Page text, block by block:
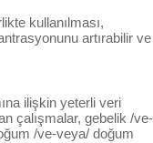
kullanılması,
artırabilir ve
ilişkin yeterli veri
çalışmalar, gebelik /ve-
/ve-veya/ doğum